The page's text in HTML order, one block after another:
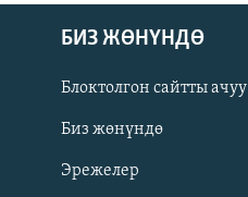
Русский
БИЗ ЖӨНҮНДӨ
Блоктолгон сайтты ачуу
Биз жөнүндө
Эрежелер